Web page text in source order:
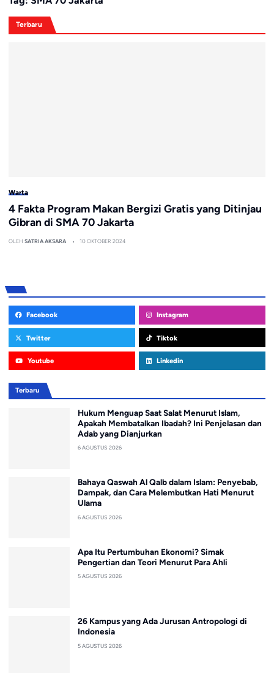
Terbaru
Warta
4 Fakta Program Makan Bergizi Gratis yang Ditinjau
Gibran di SMA 70 Jakarta
OLEH SATRIA AKSARA 10 OKTOBER 2024
Facebook Instagram
Twitter Tiktok
Youtube Linkedin
Terbaru
Hukum Menguap Saat Salat Menurut Islam,
Apakah Membatalkan Ibadah? Ini Penjelasan dan
Adab yang Dianjurkan
6 AGUSTUS 2026
Bahaya Qaswah Al Qalb dalam Islam: Penyebab,
Dampak, dan Cara Melembutkan Hati Menurut
Ulama
6 AGUSTUS 2026
Apa Itu Pertumbuhan Ekonomi? Simak
Pengertian dan Teori Menurut Para Ahli
5 AGUSTUS 2026
26 Kampus yang Ada Jurusan Antropologi di
Indonesia
5 AGUSTUS 2026